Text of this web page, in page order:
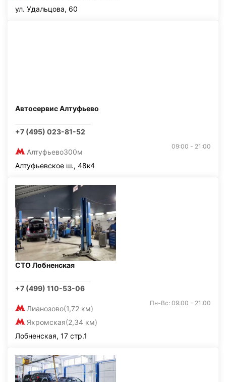
ул. Удальцова, 60
Автосервис Алтуфьево
+7 (495) 023-81-52
Алтуфьево300м
09:00 - 21:00
Алтуфьевское ш., 48к4
СТО Лобненская
+7 (499) 110-53-06
Лианозово(1,72 км)
Яхромская(2,34 км)
Пн-Вс: 09:00 - 21:00
Лобненская, 17 стр.1